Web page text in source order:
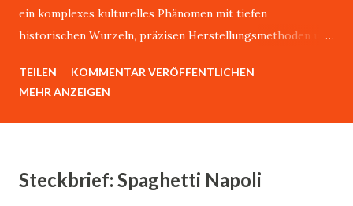
ein komplexes kulturelles Phänomen mit tiefen
historischen Wurzeln, präzisen Herstellungsmethoden und
Thema könnte ich stundenlang mit Giovanni sprechen.
durch ein waschechter Neapolitaner. Er sagt:"Es gibt nur
kulturellen Dimensionen dieses traditionsreichen Gerichts.
TEILEN
KOMMENTAR VERÖFFENTLICHEN
MEHR ANZEIGEN
Steckbrief: Spaghetti Napoli